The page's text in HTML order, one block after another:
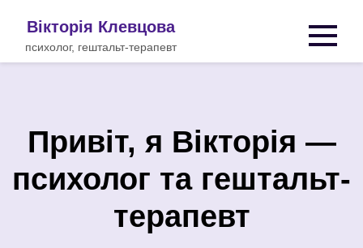
Вікторія Клевцова
психолог, гештальт-терапевт
Привіт, я Вікторія —
психолог та гештальт-
терапевт